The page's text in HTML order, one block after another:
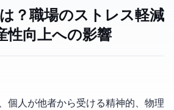
？職場のストレス軽減
性向上への影響
）とは、個人が他者から受ける精神的、物理